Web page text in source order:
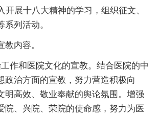
展十八大精神的学习，组织征文、
列活动。
内容。
和医院文化的宣教。结合医院的中
政治方面的宣教，努力营造积极向
明高效、敬业奉献的舆论氛围。增强
院、兴院、荣院的使命感，努力为医